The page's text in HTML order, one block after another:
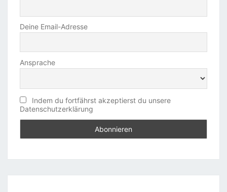
Deine Email-Adresse
Ansprache
Indem du fortfährst akzeptierst du unsere
Datenschutzerklärung